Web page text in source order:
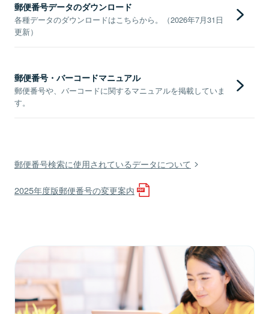
郵便番号データのダウンロード
各種データのダウンロードはこちらから。（2026年7月31日
更新）
郵便番号・バーコードマニュアル
郵便番号や、バーコードに関するマニュアルを掲載していま
す。
郵便番号検索に使用されているデータについて
2025年度版郵便番号の変更案内